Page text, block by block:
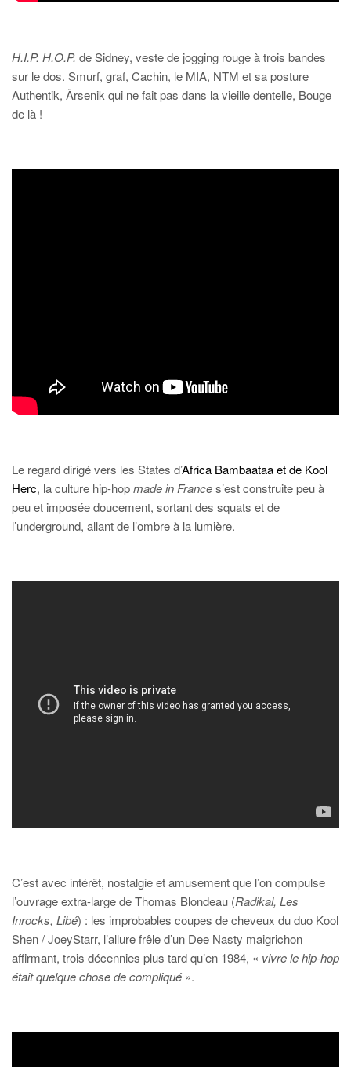
H.I.P. H.O.P. de Sidney, veste de jogging rouge à trois bandes
sur le dos. Smurf, graf, Cachin, le MIA, NTM et sa posture
Authentik, Ärsenik qui ne fait pas dans la vieille dentelle, Bouge
de là !
Le regard dirigé vers les States d’Africa Bambaataa et de Kool
Herc, la culture hip-hopmade in Frances’est construite peu à
peu et imposée doucement, sortant des squats et de
l’underground, allant de l’ombre à la lumière.
C’est avec intérêt, nostalgie et amusement que l’on compulse
l’ouvrage extra-large de Thomas Blondeau (Radikal, Les
Inrocks, Libé) : les improbables coupes de cheveux du duo Kool
Shen / JoeyStarr, l’allure frêle d’un Dee Nasty maigrichon
affirmant, trois décennies plus tard qu’en 1984, « vivre le hip-hop
était quelque chose de compliqué ».